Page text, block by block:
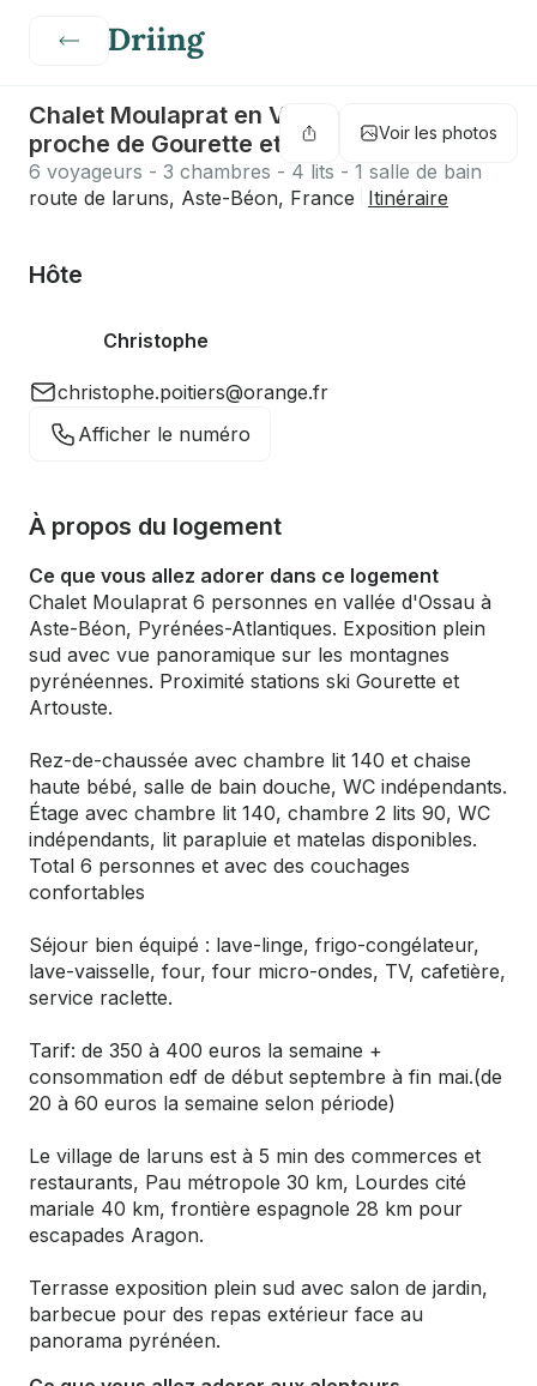
Voir les photos
Chalet Moulaprat en Vallée d'Ossau
proche de Gourette et d Artouste
6 voyageurs - 3 chambres - 4 lits - 1 salle de bain
route de laruns, Aste-Béon, France
Itinéraire
Hôte
Christophe
christophe.poitiers@orange.fr
Afficher le numéro
À propos du logement
Ce que vous allez adorer dans ce logement
Chalet Moulaprat 6 personnes en vallée d'Ossau à
Aste-Béon, Pyrénées-Atlantiques. Exposition plein
sud avec vue panoramique sur les montagnes
pyrénéennes. Proximité stations ski Gourette et
Artouste.
Rez-de-chaussée avec chambre lit 140 et chaise
haute bébé, salle de bain douche, WC indépendants.
Étage avec chambre lit 140, chambre 2 lits 90, WC
indépendants, lit parapluie et matelas disponibles.
Total 6 personnes et avec des couchages
confortables
Séjour bien équipé : lave-linge, frigo-congélateur,
lave-vaisselle, four, four micro-ondes, TV, cafetière,
service raclette.
Tarif: de 350 à 400 euros la semaine +
consommation edf de début septembre à fin mai.(de
20 à 60 euros la semaine selon période)
Le village de laruns est à 5 min des commerces et
restaurants, Pau métropole 30 km, Lourdes cité
mariale 40 km, frontière espagnole 28 km pour
escapades Aragon.
Terrasse exposition plein sud avec salon de jardin,
barbecue pour des repas extérieur face au
panorama pyrénéen.